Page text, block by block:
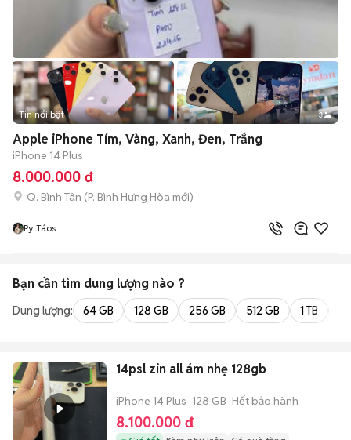
Tin nổi bật 3
Apple iPhone Tím, Vàng, Xanh, Đen, Trắng
iPhone 14 Plus
8.000.000 đ
Q. Bình Tân (P. Bình Hưng Hòa mới)
Py Táos
Bạn cần tìm dung lượng nào ?
Dung lượng: 64 GB 128 GB 256 GB 512 GB 1 TB
14psl zin all ám nhẹ 128gb
iPhone 14 Plus 128 GB Hết bảo hành
8.100.000 đ